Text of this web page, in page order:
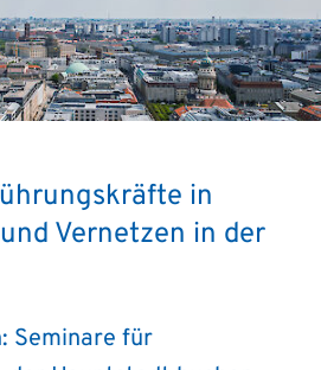
in
Vernetzen in der
Seminare für